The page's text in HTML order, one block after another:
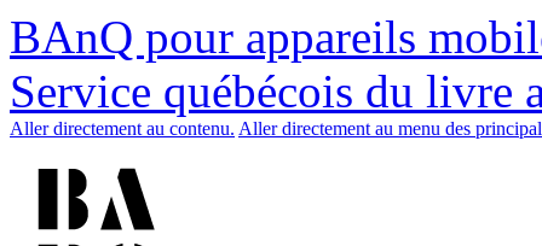
BAnQ pour appareils
Service québécois du livre
Aller directement au contenu. Aller directement au menu des